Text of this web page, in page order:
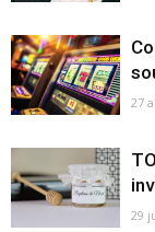
27
29